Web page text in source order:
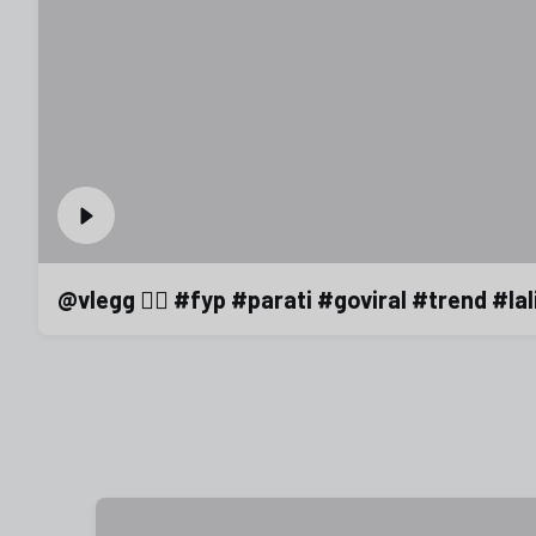
@vlegg 😮‍💨 #fyp #parati #goviral #trend